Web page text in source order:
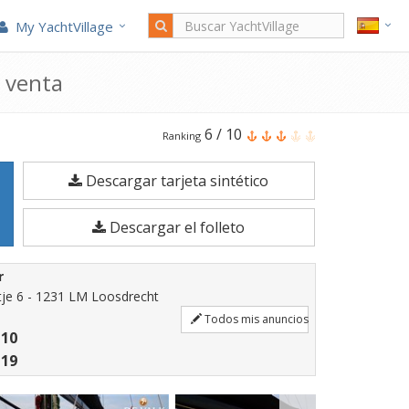
My YachtVillage
venta
El
Beneteau
FIRST
53
es
un
vela
Ranking 6 / 10
Descargar tarjeta sintético
Descargar el folleto
6 - 1231 LM Loosdrecht
Todos mis anuncios